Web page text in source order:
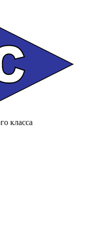
класса